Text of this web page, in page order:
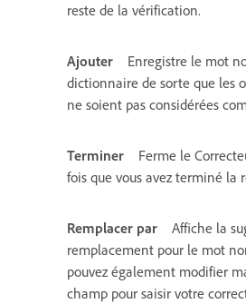
reste de la vérification.
Ajouter
Enregistre le mot
dictionnaire de sorte que les
ne soient pas considérées
Terminer
Ferme le
fois que vous avez terminé la
Remplacer par
Affiche la
remplacement pour le mot
pouvez également modifier
champ pour saisir votre